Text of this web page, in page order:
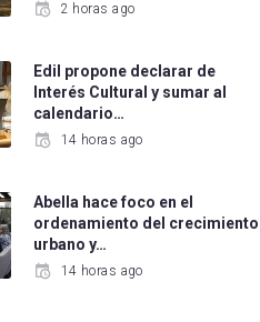
2 horas ago
Edil propone declarar de
Interés Cultural y sumar al
calendario…
14 horas ago
Abella hace foco en el
ordenamiento del crecimiento
urbano y…
14 horas ago